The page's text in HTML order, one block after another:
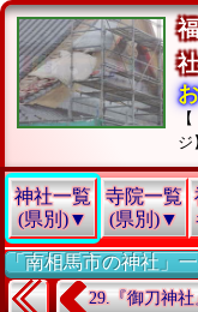
ジ
神社一覧
(県別)▼
寺院一覧
(県別)▼
「南相馬市の神社」
29.『御刀神社